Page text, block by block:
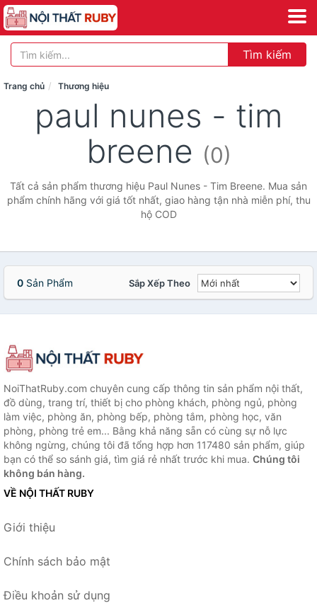
Tìm kiếm
Trang chủ Thương hiệu
paul nunes - tim
breene (0)
Tất cả sản phẩm thương hiệu Paul Nunes - Tim Breene. Mua sản
phẩm chính hãng với giá tốt nhất, giao hàng tận nhà miễn phí, thu
hộ COD
0 Sản Phẩm Sắp Xếp Theo
NoiThatRuby.com chuyên cung cấp thông tin sản phẩm nội thất,
đồ dùng, trang trí, thiết bị cho phòng khách, phòng ngủ, phòng
làm việc, phòng ăn, phòng bếp, phòng tắm, phòng học, văn
phòng, phòng trẻ em... Bằng khả năng sẵn có cùng sự nỗ lực
không ngừng, chúng tôi đã tổng hợp hơn 117480 sản phẩm, giúp
bạn có thể so sánh giá, tìm giá rẻ nhất trước khi mua. Chúng tôi
không bán hàng.
VỀ NỘI THẤT RUBY
Giới thiệu
Chính sách bảo mật
Điều khoản sử dụng